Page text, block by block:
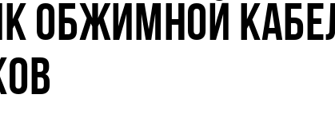
ОБЖИМНОЙ